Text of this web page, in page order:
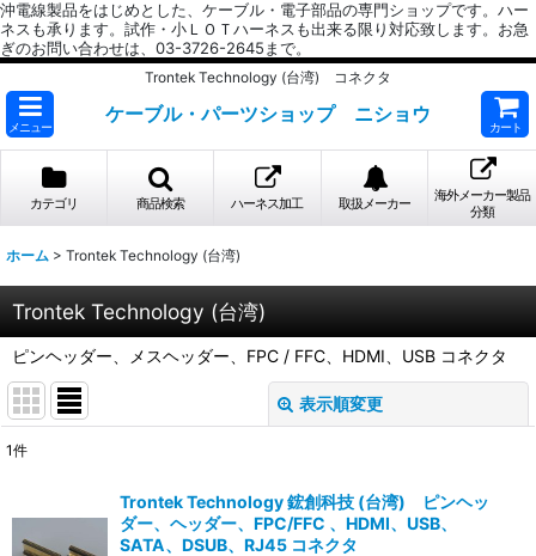
沖電線製品をはじめとした、ケーブル・電子部品の専門ショップです。ハー
ネスも承ります。試作・小ＬＯＴハーネスも出来る限り対応致します。お急
ぎのお問い合わせは、03-3726-2645まで。
Trontek Technology (台湾) コネクタ
メニュー
ケーブル・パーツショップ ニショウ
カート
カテゴリ 商品検索 ハーネス加工 取扱メーカー
海外メーカー製品
分類
ホーム > Trontek Technology (台湾)
Trontek Technology (台湾)
ピンヘッダー、メスヘッダー、FPC / FFC、HDMI、USB コネクタ
表示順変更
並び順
1件
Trontek Technology 鋐創科技 (台湾) ピンヘッ
ダー、ヘッダー、FPC/FFC 、HDMI、USB、
SATA、DSUB、RJ45 コネクタ